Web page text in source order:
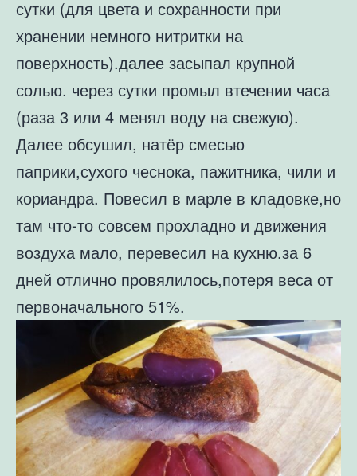
сутки (для цвета и сохранности при
хранении немного нитритки на
поверхность).далее засыпал крупной
солью. через сутки промыл втечении часа
(раза 3 или 4 менял воду на свежую).
Далее обсушил, натёр смесью
паприки,сухого чеснока, пажитника, чили и
кориандра. Повесил в марле в кладовке,но
там что-то совсем прохладно и движения
воздуха мало, перевесил на кухню.за 6
дней отлично провялилось,потеря веса от
первоначального 51%.